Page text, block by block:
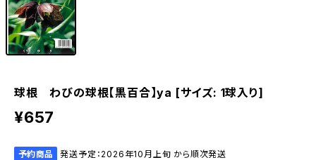
球根 わびの球根【黒百合】ya [サイズ: 1球入り]
¥657
予約商品 発送予定：2026年10月上旬 から順次発送